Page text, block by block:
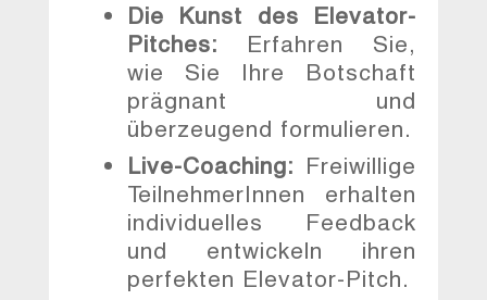
Die Kunst des Elevator-
Pitches: Erfahren Sie,
wie Sie Ihre Botschaft
prägnant und
überzeugend formulieren.
Live-Coaching: Freiwillige
TeilnehmerInnen erhalten
individuelles Feedback
und entwickeln ihren
perfekten Elevator-Pitch.